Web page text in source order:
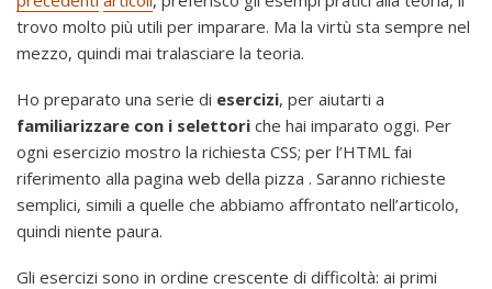
trovo molto più utili per imparare. Ma la virtù sta sempre nel
mezzo, quindi mai tralasciare la teoria.
Ho preparato una serie di esercizi, per aiutarti a
familiarizzare con i selettori che hai imparato oggi. Per
ogni esercizio mostro la richiesta CSS; per l’HTML fai
riferimento alla pagina web della pizza . Saranno richieste
semplici, simili a quelle che abbiamo affrontato nell’articolo,
quindi niente paura.
Gli esercizi sono in ordine crescente di difficoltà: ai primi